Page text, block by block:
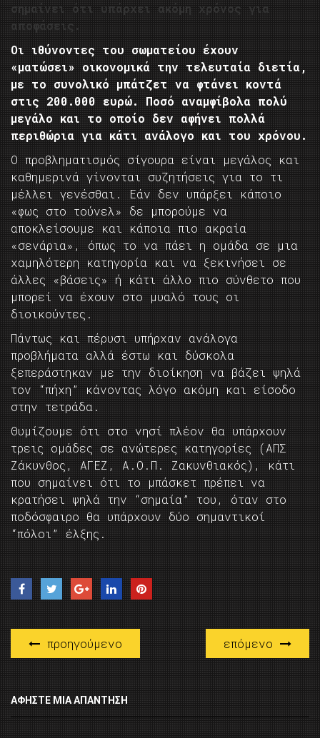
σημαίνει ότι υπάρχει ακόμη χρόνος για
αποφάσεις.
Οι ιθύνοντες του σωματείου έχουν
«ματώσει» οικονομικά την τελευταία διετία,
με το συνολικό μπάτζετ να φτάνει κοντά
στις 200.000 ευρώ. Ποσό αναμφίβολα πολύ
μεγάλο και το οποίο δεν αφήνει πολλά
περιθώρια για κάτι ανάλογο και του χρόνου.
Ο προβληματισμός σίγουρα είναι μεγάλος και
καθημερινά γίνονται συζητήσεις για το τι
μέλλει γενέσθαι. Εάν δεν υπάρξει κάποιο
«φως στο τούνελ» δε μπορούμε να
αποκλείσουμε και κάποια πιο ακραία
«σενάρια», όπως το να πάει η ομάδα σε μια
χαμηλότερη κατηγορία και να ξεκινήσει σε
άλλες «βάσεις» ή κάτι άλλο πιο σύνθετο που
μπορεί να έχουν στο μυαλό τους οι
διοικούντες.
Πάντως και πέρυσι υπήρχαν ανάλογα
προβλήματα αλλά έστω και δύσκολα
ξεπεράστηκαν με την διοίκηση να βάζει ψηλά
τον “πήχη” κάνοντας λόγο ακόμη και είσοδο
στην τετράδα.
Θυμίζουμε ότι στο νησί πλέον θα υπάρχουν
τρεις ομάδες σε ανώτερες κατηγορίες (ΑΠΣ
Ζάκυνθος, ΑΓΕΖ, Α.Ο.Π. Ζακυνθιακός), κάτι
που σημαίνει ότι το μπάσκετ πρέπει να
κρατήσει ψηλά την “σημαία” του, όταν στο
ποδόσφαιρο θα υπάρχουν δύο σημαντικοί
“πόλοι” έλξης.
προηγούμενο επόμενο
ΑΦΉΣΤΕ ΜΙΑ ΑΠΆΝΤΗΣΗ